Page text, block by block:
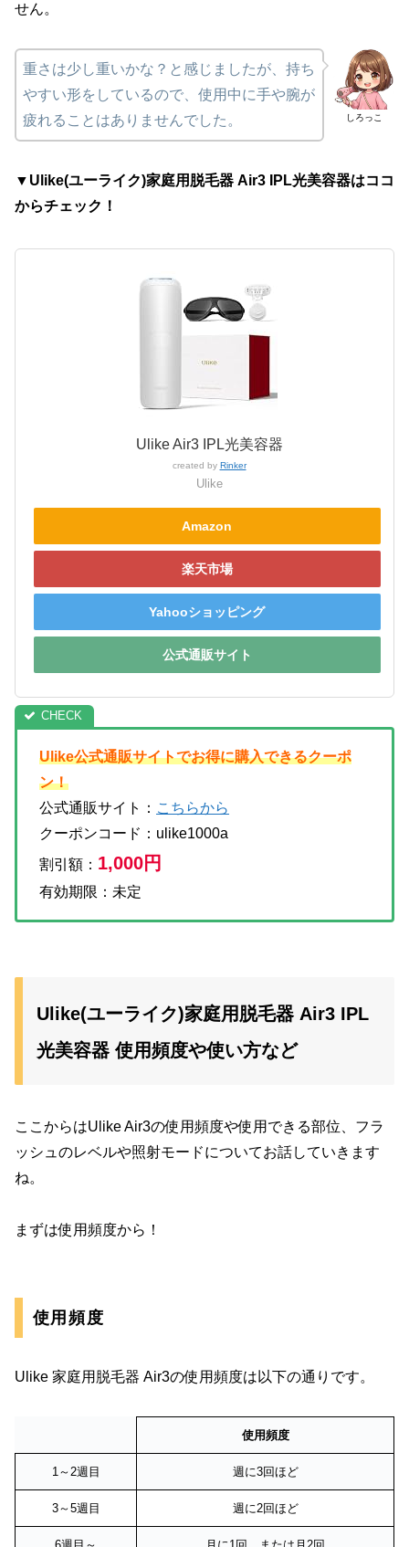
せん。
しろっこ
重さは少し重いかな？と感じましたが、持ち
やすい形をしているので、使用中に手や腕が
疲れることはありませんでした。
▼Ulike(ユーライク)家庭用脱毛器 Air3 IPL光美容器はココ
からチェック！
Ulike Air3 IPL光美容器
created by Rinker
Ulike
Amazon
楽天市場
Yahooショッピング
公式通販サイト
Ulike公式通販サイトでお得に購入できるクーポ
ン！
公式通販サイト： こちらから
クーポンコード：ulike1000a
割引額： 1,000円
有効期限：未定
Ulike(ユーライク)家庭用脱毛器 Air3 IPL
光美容器 使用頻度や使い方など
ここからはUlike Air3の使用頻度や使用できる部位、フラ
ッシュのレベルや照射モードについてお話していきます
ね。
まずは使用頻度から！
使用頻度
Ulike 家庭用脱毛器 Air3の使用頻度は以下の通りです。
使用頻度
1～2週目 週に3回ほど
3～5週目 週に2回ほど